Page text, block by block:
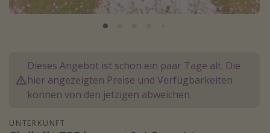
Normandie Urlaub
Kefalonia Urlaub
Krabi Urlaub
Dieses Angebot ist schon ein paar Tage alt. Die
hier angezeigten Preise und Verfügbarkeiten
können von den jetzigen abweichen.
UNTERKUNFT